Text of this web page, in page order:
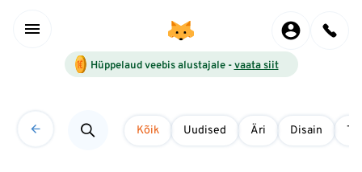
Hüppelaud veebis alustajale -vaata siit
Kõik Uudised Äri Disain